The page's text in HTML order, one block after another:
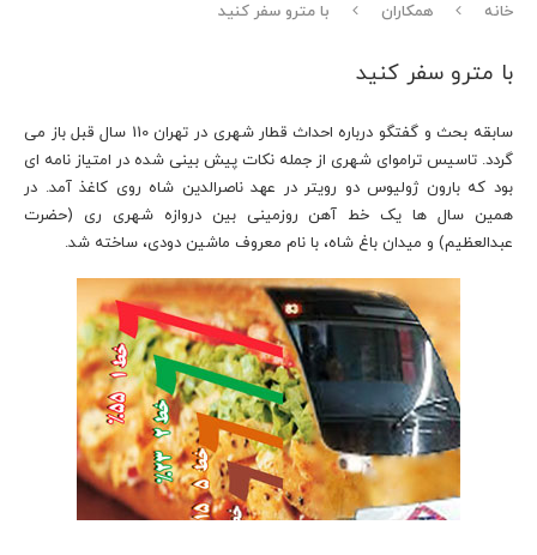
خانه همکاران با مترو سفر کنید
با مترو سفر کنید
سابقه بحث و گفتگو درباره احداث قطار شهری در تهران 110 سال قبل باز می
گردد. تاسیس تراموای شهری از جمله نکات پیش بینی شده در امتیاز نامه ای
بود که بارون ژولیوس دو رویتر در عهد ناصرالدین شاه روی کاغذ آمد. در
همین سال ها یک خط آهن روزمینی بین دروازه شهری ری (حضرت
عبدالعظیم) و میدان باغ شاه، با نام معروف ماشین دودی، ساخته شد.